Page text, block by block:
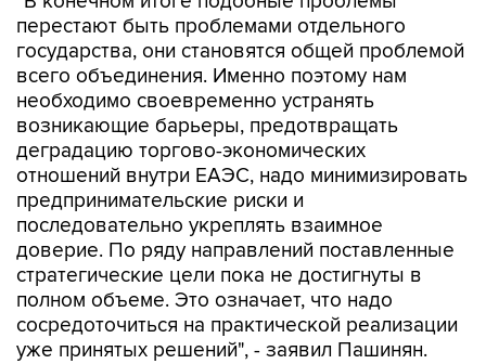
перестают быть проблемами отдельного
государства, они становятся общей проблемой
всего объединения. Именно поэтому нам
необходимо своевременно устранять
возникающие барьеры, предотвращать
деградацию торгово-экономических
отношений внутри ЕАЭС, надо минимизировать
предпринимательские риски и
последовательно укреплять взаимное
доверие. По ряду направлений поставленные
стратегические цели пока не достигнуты в
полном объеме. Это означает, что надо
сосредоточиться на практической реализации
уже принятых решений", - заявил Пашинян.